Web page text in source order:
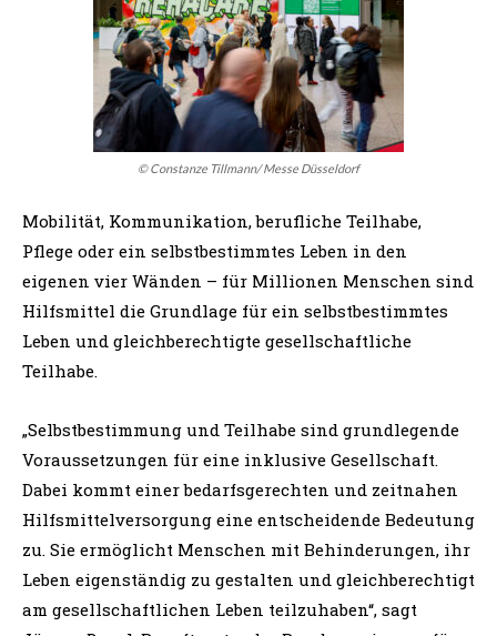
© Constanze Tillmann/ Messe Düsseldorf
Mobilität, Kommunikation, berufliche Teilhabe,
Pflege oder ein selbstbestimmtes Leben in den
eigenen vier Wänden – für Millionen Menschen sind
Hilfsmittel die Grundlage für ein selbstbestimmtes
Leben und gleichberechtigte gesellschaftliche
Teilhabe.
„Selbstbestimmung und Teilhabe sind grundlegende
Voraussetzungen für eine inklusive Gesellschaft.
Dabei kommt einer bedarfsgerechten und zeitnahen
Hilfsmittelversorgung eine entscheidende Bedeutung
zu. Sie ermöglicht Menschen mit Behinderungen, ihr
Leben eigenständig zu gestalten und gleichberechtigt
am gesellschaftlichen Leben teilzuhaben“, sagt